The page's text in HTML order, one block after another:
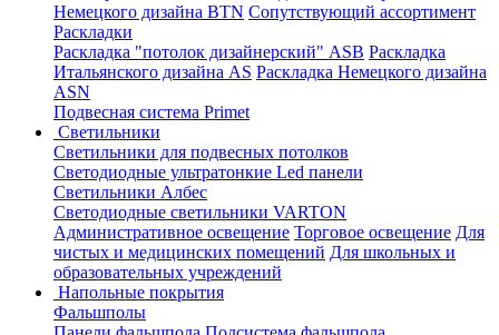
Немецкого дизайна ВТN Сопутствующий ассортимент
Раскладки
Раскладка "потолок дизайнерский" ASB Раскладка
Итальянского дизайна AS Раскладка Немецкого дизайна
АSN
Подвесная система Primet
Светильники
Светильники для подвесных потолков
Светодиодные ультратонкие Led панели
Светильники Албес
Светодиодные светильники VARTON
Административное освещение Торговое освещение Для
чистых и медицинских помещений Для школьных и
образовательных учреждений
Напольные покрытия
Фальшполы